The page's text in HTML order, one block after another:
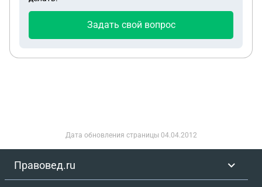
проблемы со здоровьем при беременности,в
отказаться так как ребёнка старшего (3г) не с
Задать свой вопрос
Дата обновления страницы 04.04.2012
Правовед.ru